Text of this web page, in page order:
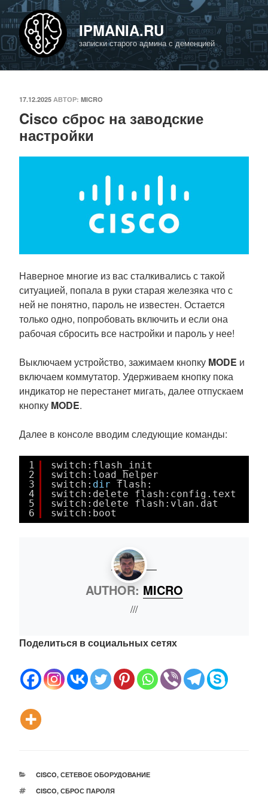
Перейти
к
содержимому
IPMANIA.RU
записки старого админа с деменцией
ОПУБЛИКОВАНО
17.12.2025 АВТОР: MICRO
Cisco сброс на заводские
настройки
Наверное многие из вас сталкивались с такой
ситуацией, попала в руки старая железяка что с
ней не понятно, пароль не известен. Остается
только одно, попробовать включить и если она
рабочая сбросить все настройки и пароль у нее!
Выключаем устройство, зажимаем кнопку MODE и
включаем коммутатор. Удерживаем кнопку пока
индикатор не перестанет мигать, далее отпускаем
кнопку MODE.
Далее в консоле вводим следующие команды:
1
2
3
4
5
6
switch:flash_init
switch:load_helper
switch: dir flash:
switch:delete flash:config.text
switch:delete flash:vlan.dat
switch:boot
AUTHOR: MICRO
///
Поделиться в социальных сетях
РУБРИКИ
CISCO, СЕТЕВОЕ ОБОРУДОВАНИЕ
МЕТКИ
CISCO, СБРОС ПАРОЛЯ